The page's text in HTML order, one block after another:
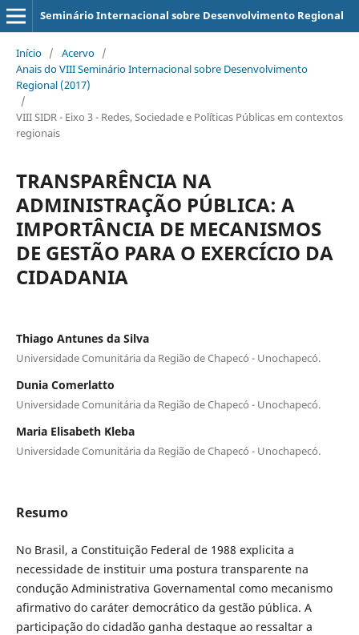
Seminário Internacional sobre Desenvolvimento Regional
Início / Acervo /
Anais do VIII Seminário Internacional sobre Desenvolvimento
Regional (2017)
/
VIII SIDR - Eixo 3 - Redes, Sociedade e Políticas Públicas em contextos
regionais
TRANSPARÊNCIA NA
ADMINISTRAÇÃO PÚBLICA: A
IMPORTÂNCIA DE MECANISMOS
DE GESTÃO PARA O EXERCÍCIO DA
CIDADANIA
Thiago Antunes da Silva
Universidade Comunitária da Região de Chapecó - Unochapecó.
Dunia Comerlatto
Universidade Comunitária da Região de Chapecó - Unochapecó.
Maria Elisabeth Kleba
Universidade Comunitária da Região de Chapecó - Unochapecó.
Resumo
No Brasil, a Constituição Federal de 1988 explicita a
necessidade de instituir uma postura transparente na
condução Administrativa Governamental como mecanismo
afirmativo do caráter democrático da gestão pública. A
participação do cidadão ganha destaque ao ressaltar a